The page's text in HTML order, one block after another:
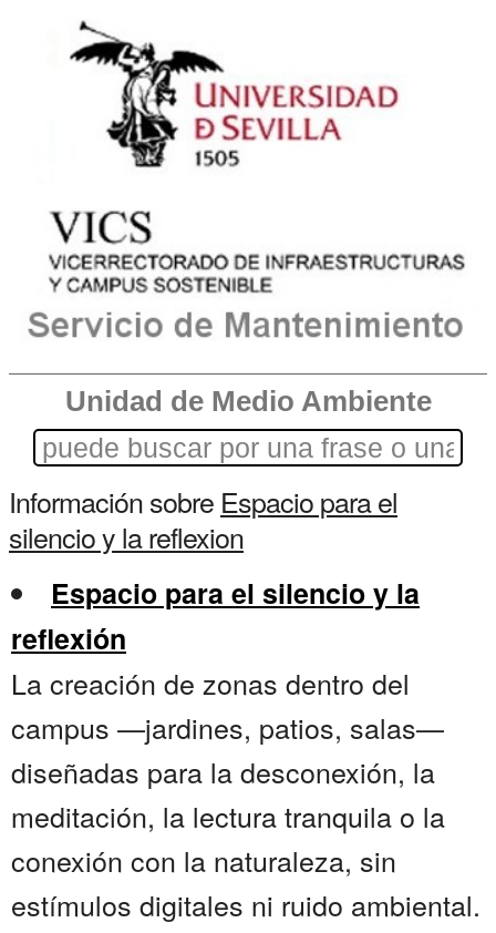
Unidad de Medio Ambiente
Información sobre Espacio para el
silencio y la reflexion
Espacio para el silencio y la
reflexión
La creación de zonas dentro del
campus —jardines, patios, salas—
diseñadas para la desconexión, la
meditación, la lectura tranquila o la
conexión con la naturaleza, sin
estímulos digitales ni ruido ambiental.